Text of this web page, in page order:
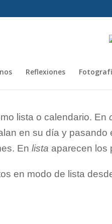
Reflexiones
lista o calendario. En
en su día y
En lista aparecen los
en modo de lista